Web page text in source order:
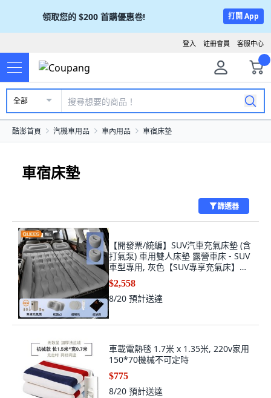
領取您的 $200 首購優惠卷! 打開 App
客服中心
註冊會員
登入
全部
酷澎首頁 汽機車用品 車內用品 車宿床墊
車宿床墊
篩選器
【開發票/統編】SUV汽車充氣床墊 (含
打氣泵) 車用雙人床墊 露營車床 - SUV
車型專用, 灰色【SUV專享充氣床】豪
華款,【後備箱&後排通用】車型通用版
$2,558
8/20 預計送達
車載電熱毯 1.7米 x 1.35米, 220v家用
150*70機械不可定時
$775
8/20 預計送達